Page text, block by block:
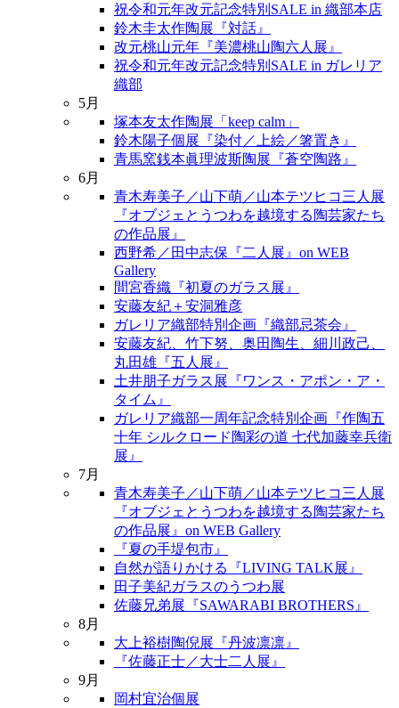
祝令和元年改元記念特別SALE in 織部本店
鈴木圭太作陶展『対話』
改元桃山元年『美濃桃山陶六人展』
祝令和元年改元記念特別SALE in ガレリア
織部
5月
塚本友太作陶展「keep calm」
鈴木陽子個展『染付／上絵／箸置き』
青馬窯銭本眞理波斯陶展『蒼空陶路』
6月
青木寿美子／山下萌／山本テツヒコ三人展
『オブジェとうつわを越境する陶芸家たち
の作品展』
西野希／田中志保『二人展』on WEB
Gallery
間宮香織『初夏のガラス展』
安藤友紀＋安洞雅彦
ガレリア織部特別企画『織部忌茶会』
安藤友紀、竹下努、奥田陶生、細川政己、
丸田雄『五人展』
土井朋子ガラス展『ワンス・アポン・ア・
タイム』
ガレリア織部一周年記念特別企画『作陶五
十年 シルクロード陶彩の道 七代加藤幸兵衛
展』
7月
青木寿美子／山下萌／山本テツヒコ三人展
『オブジェとうつわを越境する陶芸家たち
の作品展』on WEB Gallery
『夏の手堤包市』
自然が語りかける『LIVING TALK展』
田子美紀ガラスのうつわ展
佐藤兄弟展『SAWARABI BROTHERS』
8月
大上裕樹陶倪展『丹波凛凛』
『佐藤正士／大士二人展』
9月
岡村宜治個展